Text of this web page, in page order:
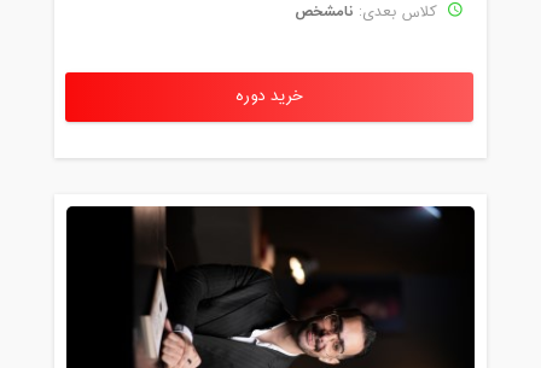
کلاس بعدی: نامشخص
خرید دوره